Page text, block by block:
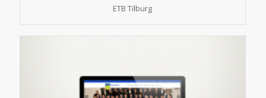
ETB Tilburg